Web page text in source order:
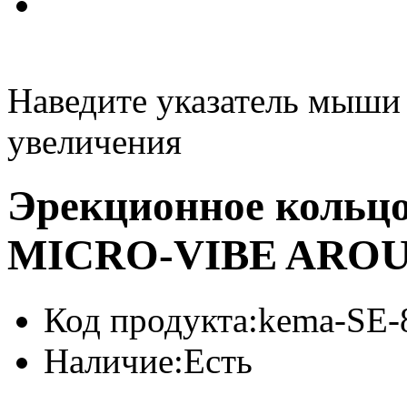
Наведите указатель
увеличения
Эрекционное
MICRO-VIBE
Код продукта:kema-
Наличие:Есть